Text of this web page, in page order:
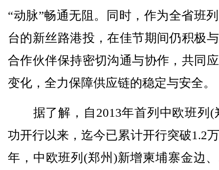
“动脉”畅通无阻。同时，作为全省班
台的新丝路港投，在佳节期间仍积极
合作伙伴保持密切沟通与协作，共同
变化，全力保障供应链的稳定与安全。
据了解，自2013年首列中欧班列(
功开行以来，迄今已累计开行突破1.2
年，中欧班列(郑州)新增柬埔寨金边